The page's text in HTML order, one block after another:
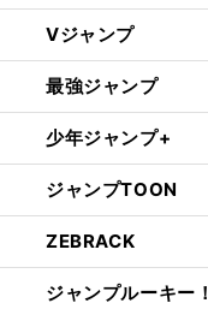
Vジャンプ
最強ジャンプ
少年ジャンプ+
ジャンプTOON
ZEBRACK
ジャンプルーキー！